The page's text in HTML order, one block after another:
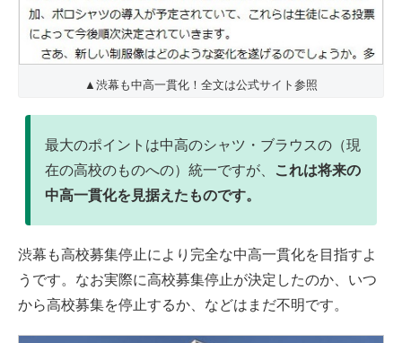
▲渋幕も中高一貫化！全文は公式サイト参照
最大のポイントは中高のシャツ・ブラウスの（現
在の高校のものへの）統一ですが、
これは将来の
中高一貫化を見据えたものです。
渋幕も高校募集停止により完全な中高一貫化を目指すよ
うです。なお実際に高校募集停止が決定したのか、いつ
から高校募集を停止するか、などはまだ不明です。